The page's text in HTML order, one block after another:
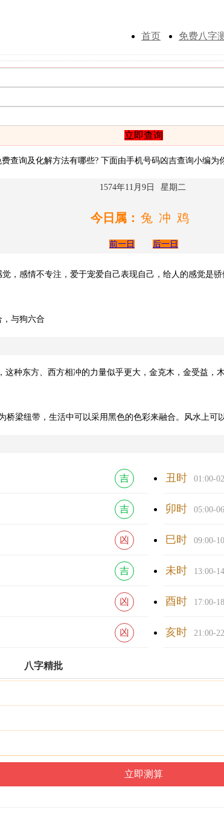
首页 免费八字
生肖相冲是指生肖之间的属性不和的民间说法
立即查询
查询及化解方法有哪些? 下面由手机号码凶吉查询小编为
1574年11月9日 星期二
今日属： 兔冲鸡
前一日 后一日
，感情不专注，爱于宠爱自己表现自己，给人的感觉是
与狗六合
这种东方、西方相冲的力量似乎更大，金克木，金受益
桥梁纽带，生活中可以采用黑色的色彩来融合。风水上可
吉 丑时 01:00-
吉 卯时 05:00-
凶 巳时 09:00-
吉 未时 13:00-
凶 酉时 17:00-
凶 亥时 21:00-
八字精批